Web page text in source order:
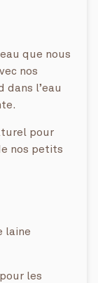
que nous
nos
dans l’eau
pour
nos petits
laine
les